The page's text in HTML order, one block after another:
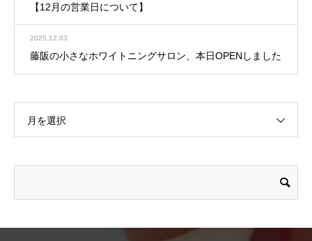
【12月の営業日について】
2025.12.03
藤阪の小さなホワイトニングサロン、本日OPENしました
月を選択